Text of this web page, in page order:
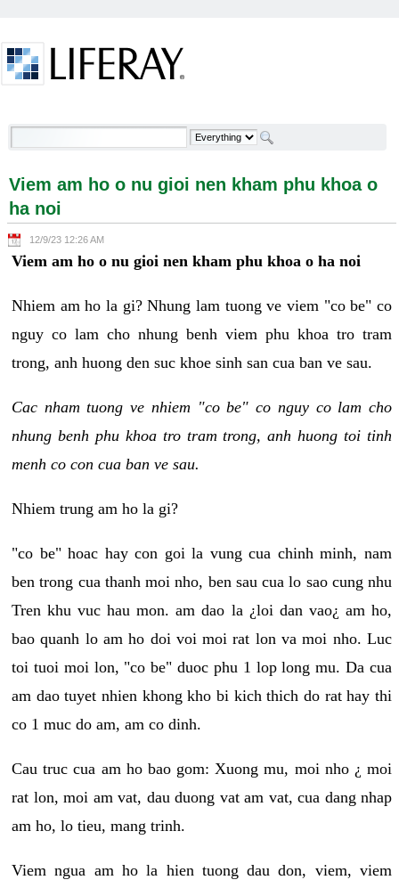
Viem am ho o nu gioi nen kham phu khoa o ha noi -
Viem am ho o nu gioi nen kham phu khoa o
ha noi
12/9/23 12:26 AM
Viem am ho o nu gioi nen kham phu khoa o ha noi
Nhiem am ho la gi? Nhung lam tuong ve viem "co be" co
nguy co lam cho nhung benh viem phu khoa tro tram
trong, anh huong den suc khoe sinh san cua ban ve sau.
Cac nham tuong ve nhiem "co be" co nguy co lam cho
nhung benh phu khoa tro tram trong, anh huong toi tinh
menh co con cua ban ve sau.
Nhiem trung am ho la gi?
"co be" hoac hay con goi la vung cua chinh minh, nam
ben trong cua thanh moi nho, ben sau cua lo sao cung nhu
Tren khu vuc hau mon. am dao la ¿loi dan vao¿ am ho,
bao quanh lo am ho doi voi moi rat lon va moi nho. Luc
toi tuoi moi lon, "co be" duoc phu 1 lop long mu. Da cua
am dao tuyet nhien khong kho bi kich thich do rat hay thi
co 1 muc do am, am co dinh.
Cau truc cua am ho bao gom: Xuong mu, moi nho ¿ moi
rat lon, moi am vat, dau duong vat am vat, cua dang nhap
am ho, lo tieu, mang trinh.
Viem ngua am ho la hien tuong dau don, viem, viem